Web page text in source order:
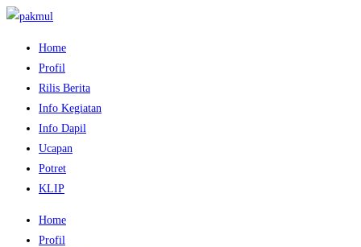
Home
Profil
Rilis Berita
Info Kegiatan
Info Dapil
Ucapan
Potret
KLIP
Home
Profil